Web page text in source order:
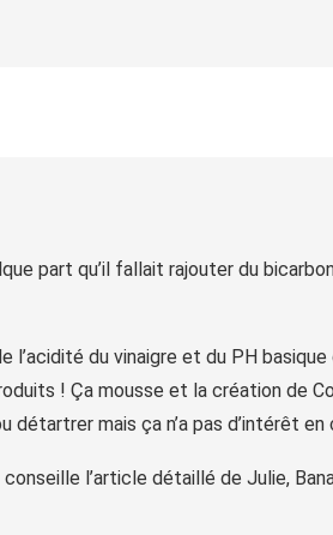
part qu’il fallait rajouter du
l’acidité du vinaigre et du PH
! Ça mousse et la création de
détartrer mais ça n’a pas d’intérêt
l’article détaillé de Julie,